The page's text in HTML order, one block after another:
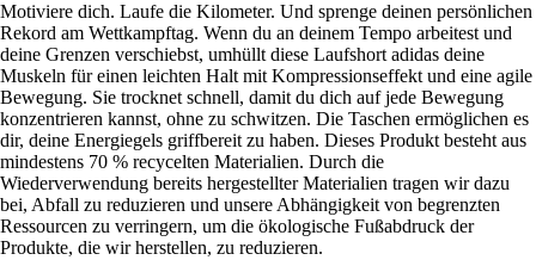
Motiviere dich. Laufe die Kilometer. Und sprenge deinen persönlichen
Rekord am Wettkampftag. Wenn du an deinem Tempo arbeitest und
deine Grenzen verschiebst, umhüllt diese Laufshort adidas deine
Muskeln für einen leichten Halt mit Kompressionseffekt und eine agile
Bewegung. Sie trocknet schnell, damit du dich auf jede Bewegung
konzentrieren kannst, ohne zu schwitzen. Die Taschen ermöglichen es
dir, deine Energiegels griffbereit zu haben. Dieses Produkt besteht aus
mindestens 70 % recycelten Materialien. Durch die
Wiederverwendung bereits hergestellter Materialien tragen wir dazu
bei, Abfall zu reduzieren und unsere Abhängigkeit von begrenzten
Ressourcen zu verringern, um die ökologische Fußabdruck der
Produkte, die wir herstellen, zu reduzieren.